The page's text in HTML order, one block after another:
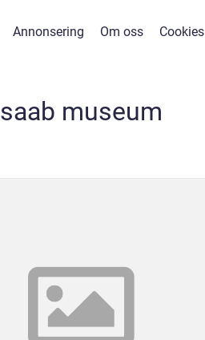
Annonsering Om oss Cookies
saab museum